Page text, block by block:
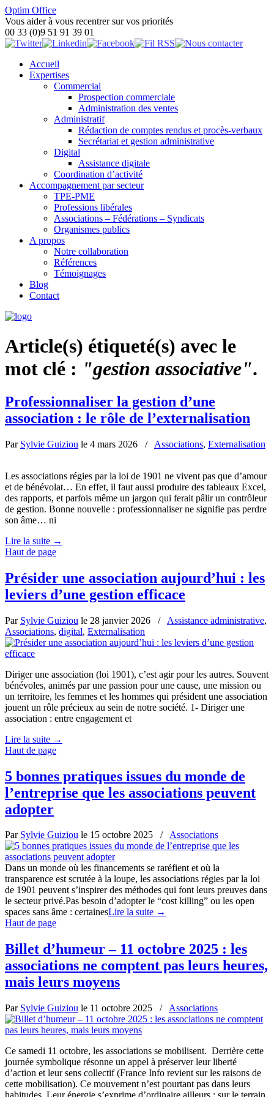
Optim Office
Vous aider à vous recentrer sur vos priorités
00 33 (0)9 51 91 39 01
Accueil
Expertises
Commercial
Prospection commerciale
Administration des ventes
Administratif
Rédaction de comptes rendus et procès-verbaux
Secrétariat et gestion administrative
Digital
Assistance digitale
Coordination d’activité
Accompagnement par secteur
TPE-PME
Professions libérales
Associations – Fédérations – Syndicats
Organismes publics
A propos
Notre collaboration
Références
Témoignages
Blog
Contact
Article(s) étiqueté(s) avec le
mot clé : "gestion associative".
Professionnaliser la gestion d’une
association : le rôle de l’externalisation
Par Sylvie Guiziou le 4 mars 2026 / Associations, Externalisation
Les associations régies par la loi de 1901 ne vivent pas que d’amour
et de bénévolat… En effet, il faut aussi produire des tableaux Excel,
des rapports, et parfois même un jargon qui ferait pâlir un contrôleur
de gestion. Bonne nouvelle : professionnaliser ne signifie pas perdre
son âme… ni
Lire la suite →
Haut de page
Présider une association aujourd’hui : les
leviers d’une gestion efficace
Par Sylvie Guiziou le 28 janvier 2026 / Assistance administrative,
Associations, digital, Externalisation
Diriger une association (loi 1901), c’est agir pour les autres. Souvent
bénévoles, animés par une passion pour une cause, une mission ou
un territoire, les femmes et les hommes qui président une association
jouent un rôle précieux au sein de notre société. 1- Diriger une
association : entre engagement et
Lire la suite →
Haut de page
5 bonnes pratiques issues du monde de
l’entreprise que les associations peuvent
adopter
Par Sylvie Guiziou le 15 octobre 2025 / Associations
Dans un monde où les financements se raréfient et où la
transparence est scrutée à la loupe, les associations régies par la loi
de 1901 peuvent s’inspirer des méthodes qui font leurs preuves dans
le secteur privé.Pas besoin d’adopter le “cost killing” ou les open
spaces sans âme : certainesLire la suite →
Haut de page
Billet d’humeur – 11 octobre 2025 : les
associations ne comptent pas leurs heures,
mais leurs moyens
Par Sylvie Guiziou le 11 octobre 2025 / Associations
Ce samedi 11 octobre, les associations se mobilisent. Derrière cette
journée symbolique résonne un appel à préserver leur liberté
d’action et leur sens collectif (France Info revient sur les raisons de
cette mobilisation). Ce mouvement n’est pourtant pas dans leurs